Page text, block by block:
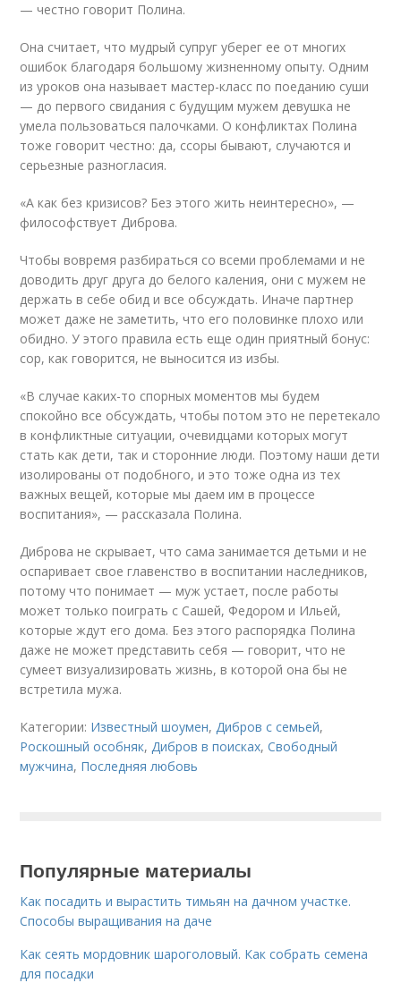
— честно говорит Полина.
Она считает, что мудрый супруг уберег ее от многих
ошибок благодаря большому жизненному опыту. Одним
из уроков она называет мастер-класс по поеданию суши
— до первого свидания с будущим мужем девушка не
умела пользоваться палочками. О конфликтах Полина
тоже говорит честно: да, ссоры бывают, случаются и
серьезные разногласия.
«А как без кризисов? Без этого жить неинтересно», —
философствует Диброва.
Чтобы вовремя разбираться со всеми проблемами и не
доводить друг друга до белого каления, они с мужем не
держать в себе обид и все обсуждать. Иначе партнер
может даже не заметить, что его половинке плохо или
обидно. У этого правила есть еще один приятный бонус:
сор, как говорится, не выносится из избы.
«В случае каких-то спорных моментов мы будем
спокойно все обсуждать, чтобы потом это не перетекало
в конфликтные ситуации, очевидцами которых могут
стать как дети, так и сторонние люди. Поэтому наши дети
изолированы от подобного, и это тоже одна из тех
важных вещей, которые мы даем им в процессе
воспитания», — рассказала Полина.
Диброва не скрывает, что сама занимается детьми и не
оспаривает свое главенство в воспитании наследников,
потому что понимает — муж устает, после работы
может только поиграть с Сашей, Федором и Ильей,
которые ждут его дома. Без этого распорядка Полина
даже не может представить себя — говорит, что не
сумеет визуализировать жизнь, в которой она бы не
встретила мужа.
Категории: Известный шоумен,Дибров с семьей,
Роскошный особняк,Дибров в поисках,Свободный
мужчина, Последняя любовь
Популярные материалы
Как посадить и вырастить тимьян на дачном участке.
Способы выращивания на даче
Как сеять мордовник шароголовый. Как собрать семена
для посадки